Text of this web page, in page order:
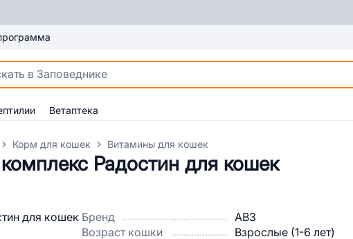
Ветаптека
Корм для кошек Витамины для кошек
Радостин для кошек
Бренд
АВЗ
Возраст кошки
Взрослые (1-6 лет)